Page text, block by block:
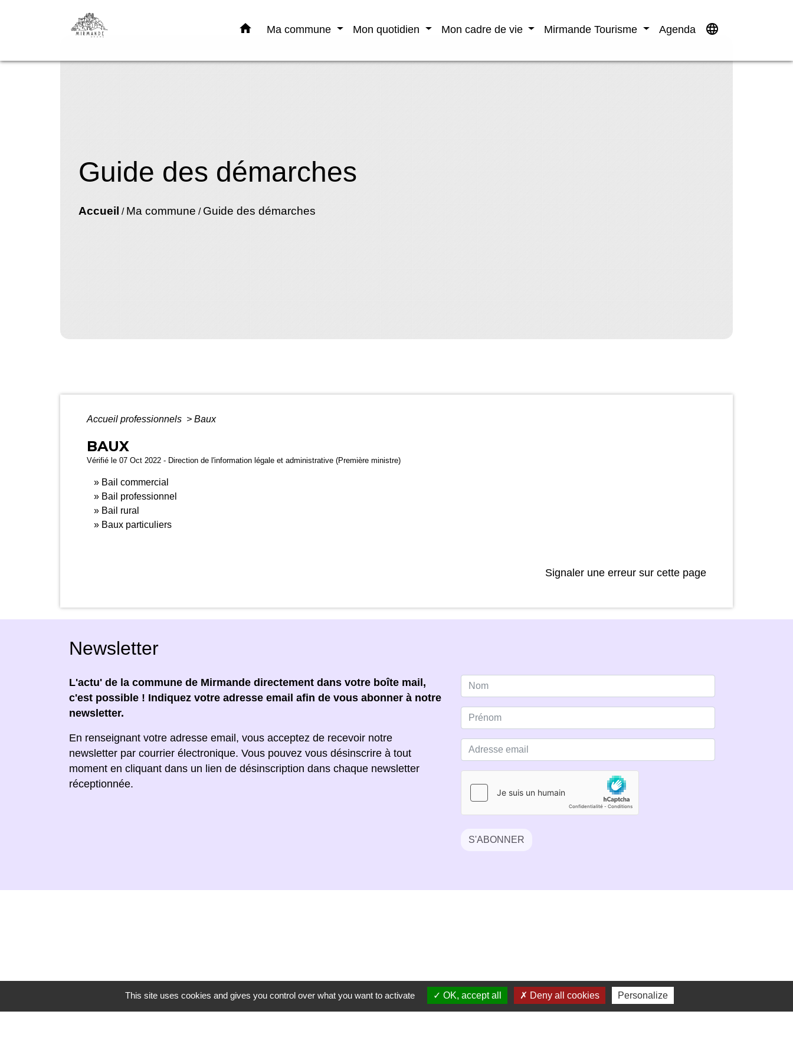
home Ma commune Mon quotidien Mon cadre de vie Mirmande Tourisme Agenda language
Guide des démarches
Accueil / Ma commune / Guide des démarches
Accueil professionnels > Baux
BAUX
Vérifié le 07 Oct 2022 - Direction de l'information légale et administrative (Première ministre)
Bail commercial
Bail professionnel
Bail rural
Baux particuliers
Signaler une erreur sur cette page
Newsletter
L'actu' de la commune de Mirmande directement dans votre boîte mail,
c'est possible ! Indiquez votre adresse email afin de vous abonner à notre
newsletter.
En renseignant votre adresse email, vous acceptez de recevoir notre
newsletter par courrier électronique. Vous pouvez vous désinscrire à tout
moment en cliquant dans un lien de désinscription dans chaque newsletter
réceptionnée.
S'ABONNER
Secrétariat de mairie
Mairie de Mirmande
This site uses cookies and gives you control over what you want to activate OK, accept all Deny all cookies Personalize